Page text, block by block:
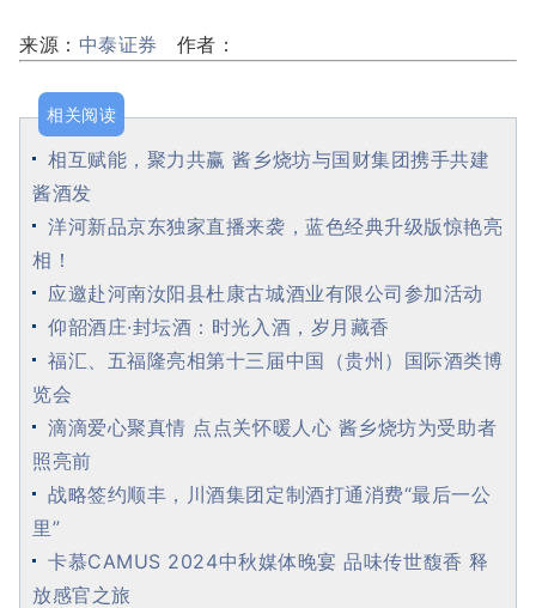
来源： 中泰证券 作者：
相关阅读
相互赋能，聚力共赢 酱乡烧坊与国财集团携手共建
酱酒发
洋河新品京东独家直播来袭，蓝色经典升级版惊艳亮
相！
应邀赴河南汝阳县杜康古城酒业有限公司参加活动
仰韶酒庄·封坛酒：时光入酒，岁月藏香
福汇、五福隆亮相第十三届中国（贵州）国际酒类博
览会
滴滴爱心聚真情 点点关怀暖人心 酱乡烧坊为受助者
照亮前
战略签约顺丰，川酒集团定制酒打通消费“最后一公
里”
卡慕CAMUS 2024中秋媒体晚宴 品味传世馥香 释
放感官之旅